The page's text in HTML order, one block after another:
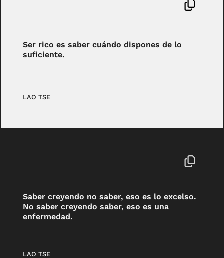
Ser rico es saber cuándo dispones de lo
suficiente.
LAO TSE
Saber creyendo no saber, eso es lo excelso.
No saber creyendo saber, eso es una
enfermedad.
LAO TSE